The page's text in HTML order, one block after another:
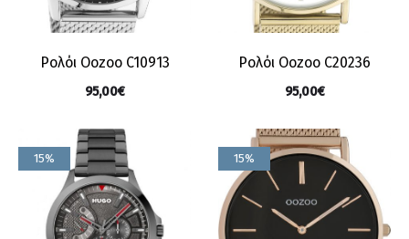
Ρολόι Oozoo C10913
95,00€
Ρολόι Oozoo C20236
95,00€
15% 15%